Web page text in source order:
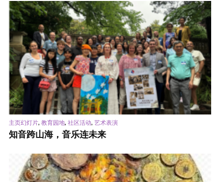
主页幻灯片, 教育园地, 社区活动, 艺术表演
知音跨山海，音乐连未来